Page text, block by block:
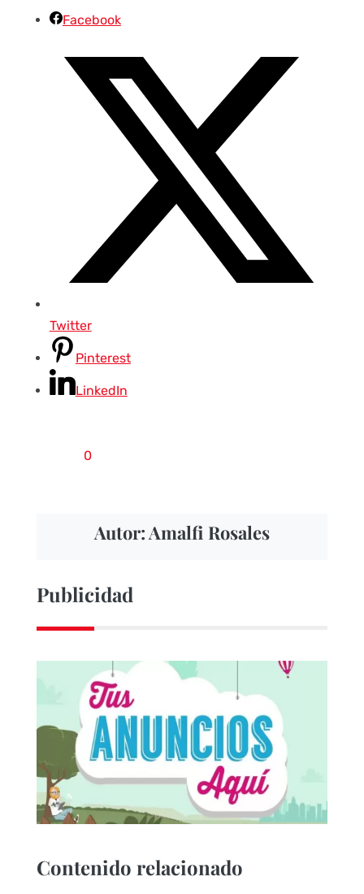
Facebook
Twitter
Pinterest
LinkedIn
0
Autor: Amalfi Rosales
Publicidad
Contenido relacionado